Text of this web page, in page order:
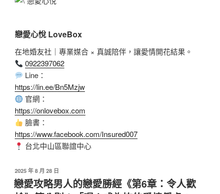
戀愛心悅 LoveBox
在地婚友社｜專業媒合 × 真誠陪伴，讓愛情開花結果。
0922397062
Line：
https://lin.ee/Bn5Mzjw
官網：
https://onlovebox.com
臉書：
https://www.facebook.com/Insured007
台北中山區聯誼中心
2025 年 8 月 28 日
戀愛攻略男人的戀愛勝經《第6章：令人歡